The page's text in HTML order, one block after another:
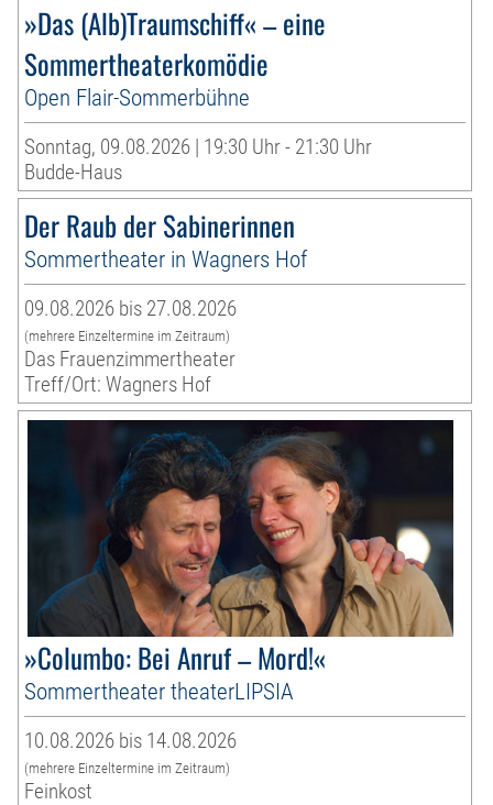
»Das (Alb)Traumschiff« – eine
Sommertheaterkomödie
Open Flair-Sommerbühne
Sonntag, 09.08.2026 | 19:30 Uhr - 21:30 Uhr
Budde-Haus
Der Raub der Sabinerinnen
Sommertheater in Wagners Hof
09.08.2026 bis 27.08.2026
(mehrere Einzeltermine im Zeitraum)
Das Frauenzimmertheater
Treff/Ort: Wagners Hof
»Columbo: Bei Anruf – Mord!«
Sommertheater theaterLIPSIA
10.08.2026 bis 14.08.2026
(mehrere Einzeltermine im Zeitraum)
Feinkost